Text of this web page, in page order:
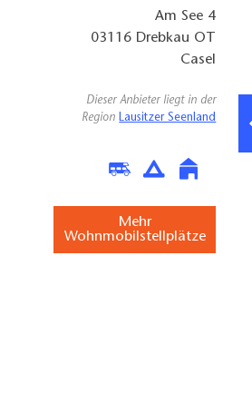
Am See 4
03116 Drebkau OT
Casel
Dieser Anbieter liegt in der
Region Lausitzer Seenland
Mehr
Wohnmobilstellplätze